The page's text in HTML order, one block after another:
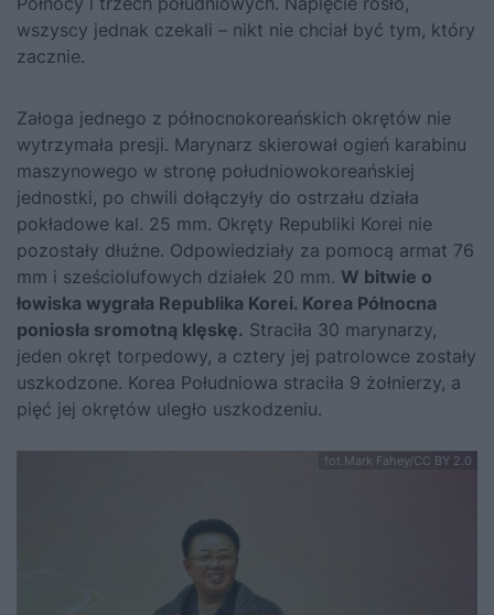
wszyscy jednak czekali – nikt nie chciał być tym, który
zacznie.
Załoga jednego z północnokoreańskich okrętów nie
wytrzymała presji. Marynarz skierował ogień karabinu
maszynowego w stronę południowokoreańskiej
jednostki, po chwili dołączyły do ostrzału działa
pokładowe kal. 25 mm. Okręty Republiki Korei nie
pozostały dłużne. Odpowiedziały za pomocą armat 76
mm i sześciolufowych działek 20 mm. W bitwie o
łowiska wygrała Republika Korei. Korea Północna
poniosła sromotną klęskę. Straciła 30 marynarzy,
jeden okręt torpedowy, a cztery jej patrolowce zostały
uszkodzone. Korea Południowa straciła 9 żołnierzy, a
pięć jej okrętów uległo uszkodzeniu.
fot.Mark Fahey/CC BY 2.0